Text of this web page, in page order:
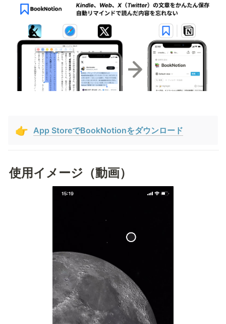
👉 App StoreでBookNotionをダウンロード
使用イメージ（動画）